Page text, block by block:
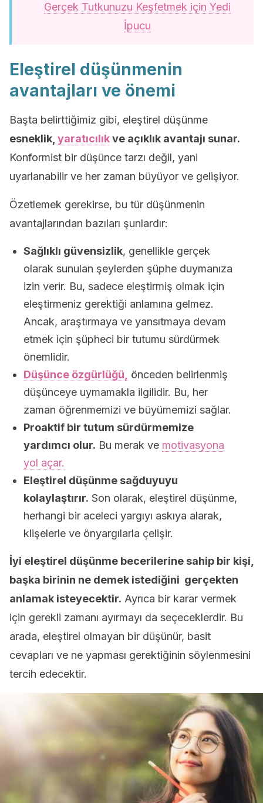
Gerçek Tutkunuzu Keşfetmek için Yedi
İpucu
Eleştirel düşünmenin
avantajları ve önemi
Başta belirttiğimiz gibi, eleştirel düşünme
esneklik, yaratıcılıkve açıklık avantajı sunar.
Konformist bir düşünce tarzı değil, yani
uyarlanabilir ve her zaman büyüyor ve gelişiyor.
Özetlemek gerekirse, bu tür düşünmenin
avantajlarından bazıları şunlardır:
Sağlıklı güvensizlik, genellikle gerçek
olarak sunulan şeylerden şüphe duymanıza
izin verir. Bu, sadece eleştirmiş olmak için
eleştirmeniz gerektiği anlamına gelmez.
Ancak, araştırmaya ve yansıtmaya devam
etmek için şüpheci bir tutumu sürdürmek
önemlidir.
Düşünce özgürlüğü,
önceden belirlenmiş
düşünceye uymamakla ilgilidir. Bu, her
zaman öğrenmemizi ve büyümemizi sağlar.
Proaktif bir tutum sürdürmemize
yardımcı olur. Bu merak ve motivasyona
yol açar.
Eleştirel düşünme sağduyuyu
kolaylaştırır. Son olarak, eleştirel düşünme,
herhangi bir aceleci yargıyı askıya alarak,
klişelerle ve önyargılarla çelişir.
İyi eleştirel düşünme becerilerine sahip bir kişi,
başka birinin ne demek istediğini gerçekten
anlamak isteyecektir. Ayrıca bir karar vermek
için gerekli zamanı ayırmayı da seçeceklerdir. Bu
arada, eleştirel olmayan bir düşünür, basit
cevapları ve ne yapması gerektiğinin söylenmesini
tercih edecektir.